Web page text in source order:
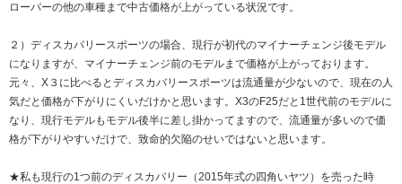
ローバーの他の車種まで中古価格が上がっている状況です。
２）ディスカバリースポーツの場合、現行が初代のマイナーチェンジ後モデル
になりますが、マイナーチェンジ前のモデルまで価格が上がっております。
元々、X３に比べるとディスカバリースポーツは流通量が少ないので、現在の人
気だと価格が下がりにくいだけかと思います。X3のF25だと1世代前のモデルに
なり、現行モデルもモデル後半に差し掛かってますので、流通量が多いので価
格が下がりやすいだけで、致命的欠陥のせいではないと思います。
★私も現行の1つ前のディスカバリー（2015年式の四角いヤツ）を売った時